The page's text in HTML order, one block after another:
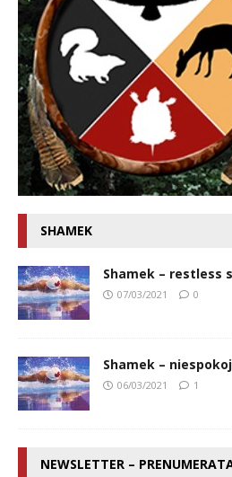
SHAMEK
Shamek –
07/03/2021 0
Shamek –
06/03/2021 1
NEWSLETTER –